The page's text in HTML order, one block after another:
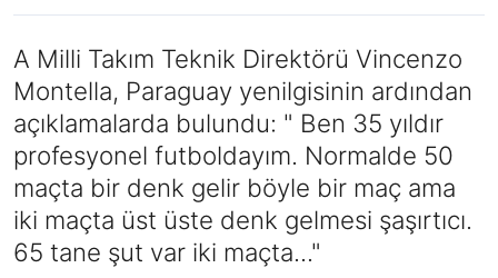
A Milli Takım Teknik Direktörü Vincenzo
Montella, Paraguay yenilgisinin ardından
açıklamalarda bulundu: " Ben 35 yıldır
profesyonel futboldayım. Normalde 50
maçta bir denk gelir böyle bir maç ama
iki maçta üst üste denk gelmesi şaşırtıcı.
65 tane şut var iki maçta..."